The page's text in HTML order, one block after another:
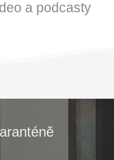
a podcasty